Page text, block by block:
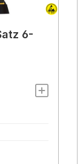
6-